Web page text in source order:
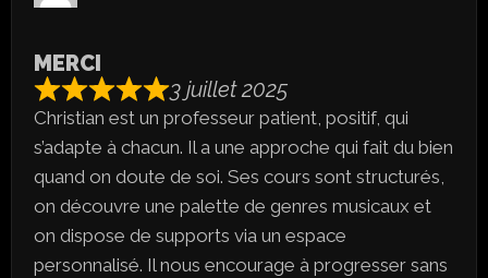
MERCI
3 juillet 2025
Christian est un professeur patient, positif, qui
s’adapte à chacun. Il a une approche qui fait du bien
quand on doute de soi. Ses cours sont structurés,
on découvre une palette de genres musicaux et
on dispose de supports via un espace
personnalisé. Il nous encourage à progresser sans